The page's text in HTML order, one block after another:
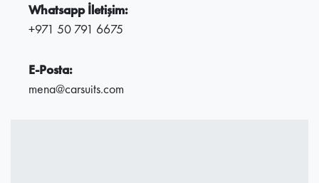
Whatsapp İletişim:
+971 50 791 6675
E-Posta:
mena@carsuits.com